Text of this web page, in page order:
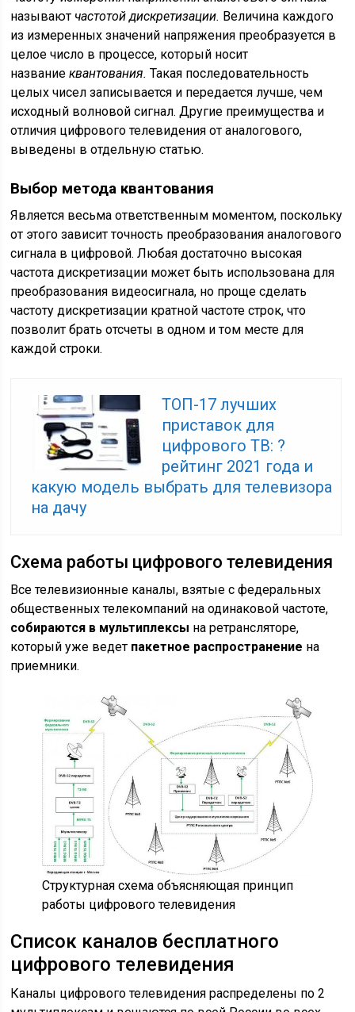
называют частотой дискретизации. Величина каждого
из измеренных значений напряжения преобразуется в
целое число в процессе, который носит
названиеквантования. Такая последовательность
целых чисел записывается и передается лучше, чем
исходный волновой сигнал. Другие преимущества и
отличия цифрового телевидения от аналогового,
выведены в отдельную статью.
Выбор метода квантования
Является весьма ответственным моментом, поскольку
от этого зависит точность преобразования аналогового
сигнала в цифровой. Любая достаточно высокая
частота дискретизации может быть использована для
преобразования видеосигнала, но проще сделать
частоту дискретизации кратной частоте строк, что
позволит брать отсчеты в одном и том месте для
каждой строки.
ТОП-17 лучших
приставок для
цифрового ТВ: ?
рейтинг 2021 года и
какую модель выбрать для телевизора
на дачу
Схема работы цифрового телевидения
Все телевизионные каналы, взятые с федеральных
общественных телекомпаний на одинаковой частоте,
собираются в мультиплексы на ретрансляторе,
который уже ведет пакетное распространение на
приемники.
Структурная схема объясняющая принцип
работы цифрового телевидения
Список каналов бесплатного
цифрового телевидения
Каналы цифрового телевидения распределены по 2